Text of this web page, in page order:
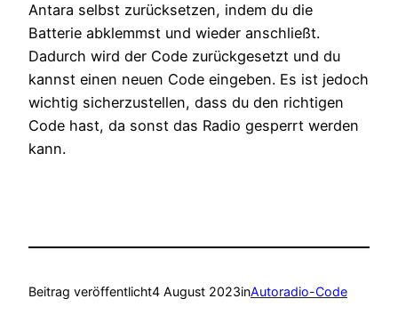
Antara selbst zurücksetzen, indem du die
Batterie abklemmst und wieder anschließt.
Dadurch wird der Code zurückgesetzt und du
kannst einen neuen Code eingeben. Es ist jedoch
wichtig sicherzustellen, dass du den richtigen
Code hast, da sonst das Radio gesperrt werden
kann.
Beitrag veröffentlicht4 August 2023inAutoradio-Code